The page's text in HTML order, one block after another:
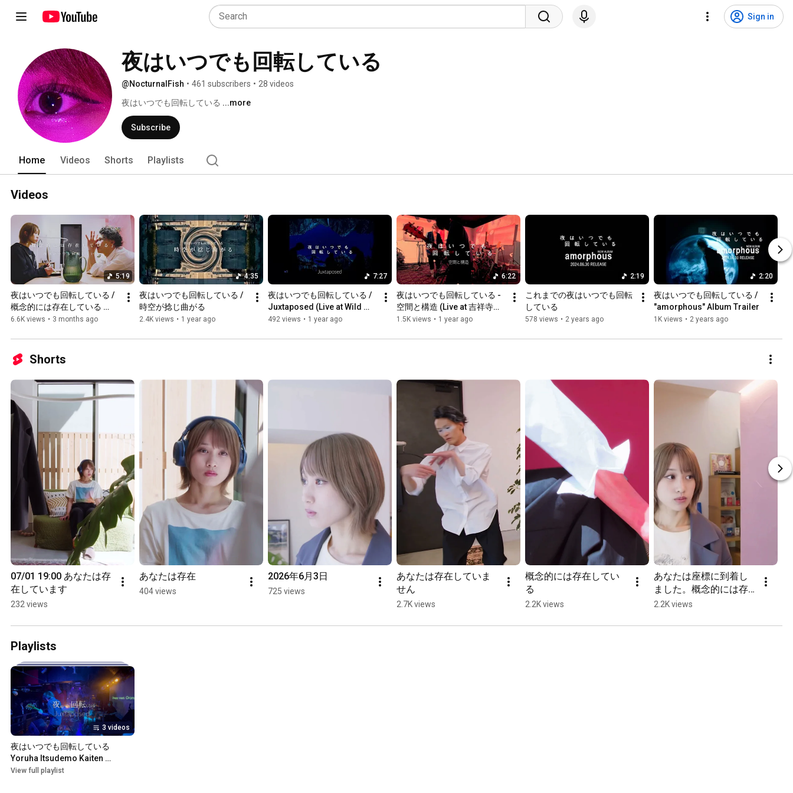
Sign in
夜はいつでも回転している
@NocturnalFish • 461 subscribers • 28 videos
夜はいつでも回転している ...more
Subscribe
Home Videos Shorts Playlists
Videos
5:19
夜はいつでも回転している /
概念的には存在している
(Music Video)
6.6K views • 3 months ago
4:35
夜はいつでも回転している /
時空が捻じ曲がる
2.4K views • 1 year ago
7:27
夜はいつでも回転している /
Juxtaposed (Live at Wild
Side Tokyo 2024/10/28 / VJ
492 views • 1 year ago
6:22
夜はいつでも回転している -
空間と構造 (Live at 吉祥寺
Nepo 2024/12/08)
1.5K views • 1 year ago
2:19
これまでの夜はいつでも回転
している
578 views • 2 years ago
2:20
夜はいつでも回転している /
"amorphous" Album Trailer
1K views • 2 years ago
Shorts
07/01 19:00 あなたは存
在しています
232 views
あなたは存在
404 views
2026年6月3日
725 views
あなたは存在していま
せん
2.7K views
概念的には存在してい
る
2.2K views
あなたは座標に到着し
ました。概念的には存
在している
2.2K views
Playlists
3 videos
夜はいつでも回転している
Yoruha Itsudemo Kaiten
Shiteiru
View full playlist